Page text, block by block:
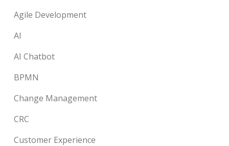
Agile Development
AI
AI Chatbot
BPMN
Change Management
CRC
Customer Experience